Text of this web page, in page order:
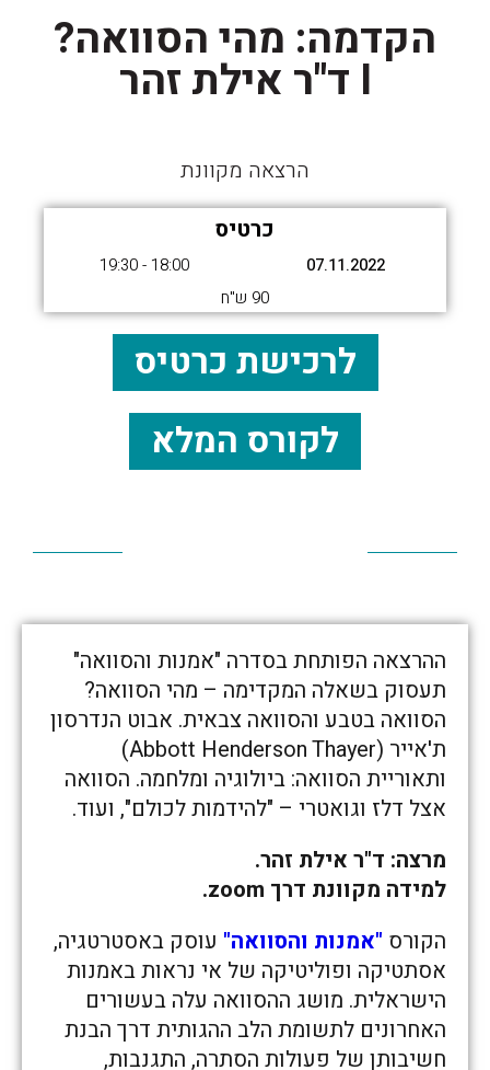
הקדמה: מהי הסוואה?
I ד"ר אילת זהר
הרצאה מקוונת
כרטיס
07.11.2022
18:00 - 19:30
90 ש"ח
לרכישת כרטיס
לקורס המלא
ההרצאה הפותחת בסדרה "אמנות והסוואה"
תעסוק בשאלה המקדימה – מהי הסוואה?
הסוואה בטבע והסוואה צבאית. אבוט הנדרסון
ת'אייר (Abbott Henderson Thayer)
ותאוריית הסוואה: ביולוגיה ומלחמה. הסוואה
אצל דלז וגואטרי – "להידמות לכולם", ועוד.
מרצה: ד"ר אילת זהר.
למידה מקוונת דרך zoom.
הקורס "אמנות והסוואה" עוסק באסטרטגיה,
אסתטיקה ופוליטיקה של אי נראות באמנות
הישראלית. מושג ההסוואה עלה בעשורים
האחרונים לתשומת הלב ההגותית דרך הבנת
חשיבותן של פעולות הסתרה, התגנבות,